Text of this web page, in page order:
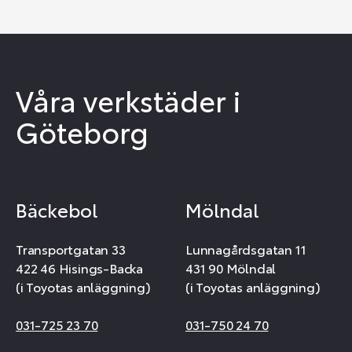
Våra verkstäder i
Göteborg
Bäckebol
Transportgatan 33
422 46 Hisings-Backa
(i Toyotas anläggning)
031-725 23 70
Mölndal
Lunnagårdsgatan 11
431 90 Mölndal
(i Toyotas anläggning)
031-750 24 70